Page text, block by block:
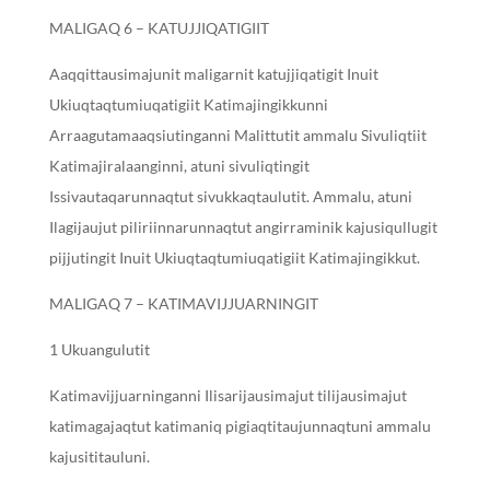
MALIGAQ 6 – KATUJJIQATIGIIT
Aaqqittausimajunit maligarnit katujjiqatigit Inuit
Ukiuqtaqtumiuqatigiit Katimajingikkunni
Arraagutamaaqsiutinganni Malittutit ammalu Sivuliqtiit
Katimajiralaanginni, atuni sivuliqtingit
Issivautaqarunnaqtut sivukkaqtaulutit. Ammalu, atuni
Ilagijaujut piliriinnarunnaqtut angirraminik kajusiqullugit
pijjutingit Inuit Ukiuqtaqtumiuqatigiit Katimajingikkut.
MALIGAQ 7 – KATIMAVIJJUARNINGIT
1 Ukuangulutit
Katimavijjuarninganni Ilisarijausimajut tilijausimajut
katimagajaqtut katimaniq pigiaqtitaujunnaqtuni ammalu
kajusititauluni.